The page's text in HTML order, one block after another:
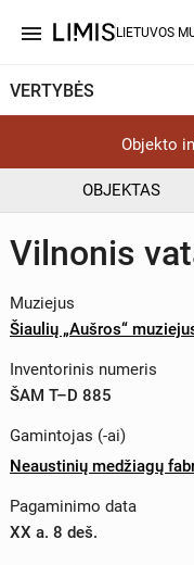
menu LIETUVOS
VERTYBĖS
Objekto
OBJEKTAS
Vilnonis
Muziejus
Šiaulių „Aušros“
Inventorinis numeris
ŠAM T–D 885
Gamintojas (-ai)
Neaustinių medžiagų
Pagaminimo data
XX a. 8 deš.